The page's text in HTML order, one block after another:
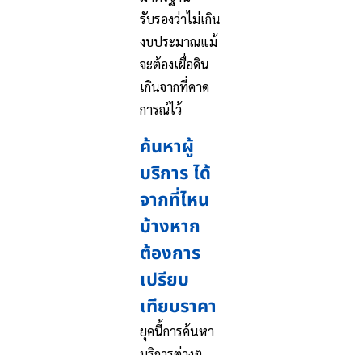
รับรองว่าไม่เกิน
งบประมาณแม้
จะต้องเผื่อดิน
เกินจากที่คาด
การณ์ไว้
ค้นหาผู้
บริการ ได้
จากที่ไหน
บ้างหาก
ต้องการ
เปรียบ
เทียบราคา
ยุคนี้การค้นหา